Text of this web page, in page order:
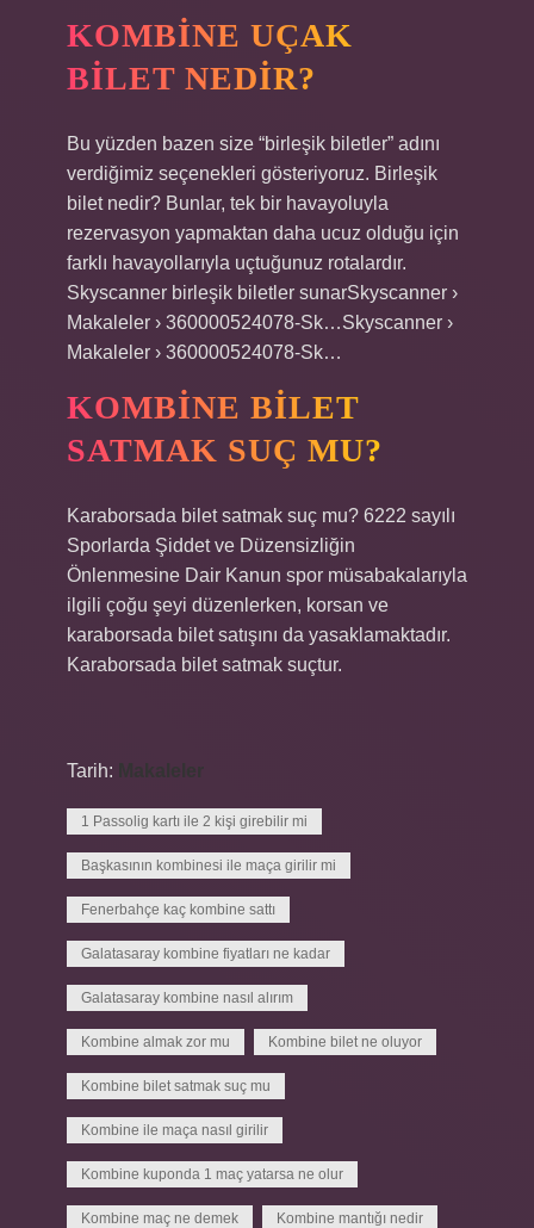
KOMBINE UÇAK
BILET NEDIR?
Bu yüzden bazen size “birleşik biletler” adını
verdiğimiz seçenekleri gösteriyoruz. Birleşik
bilet nedir? Bunlar, tek bir havayoluyla
rezervasyon yapmaktan daha ucuz olduğu için
farklı havayollarıyla uçtuğunuz rotalardır.
Skyscanner birleşik biletler sunarSkyscanner ›
Makaleler › 360000524078-Sk…Skyscanner ›
Makaleler › 360000524078-Sk…
KOMBINE BILET
SATMAK SUÇ MU?
Karaborsada bilet satmak suç mu? 6222 sayılı
Sporlarda Şiddet ve Düzensizliğin
Önlenmesine Dair Kanun spor müsabakalarıyla
ilgili çoğu şeyi düzenlerken, korsan ve
karaborsada bilet satışını da yasaklamaktadır.
Karaborsada bilet satmak suçtur.
Tarih: Makaleler
1 Passolig kartı ile 2 kişi girebilir mi
Başkasının kombinesi ile maça girilir mi
Fenerbahçe kaç kombine sattı
Galatasaray kombine fiyatları ne kadar
Galatasaray kombine nasıl alırım
Kombine almak zor mu Kombine bilet ne oluyor
Kombine bilet satmak suç mu
Kombine ile maça nasıl girilir
Kombine kuponda 1 maç yatarsa ne olur
Kombine maç ne demek Kombine mantığı nedir